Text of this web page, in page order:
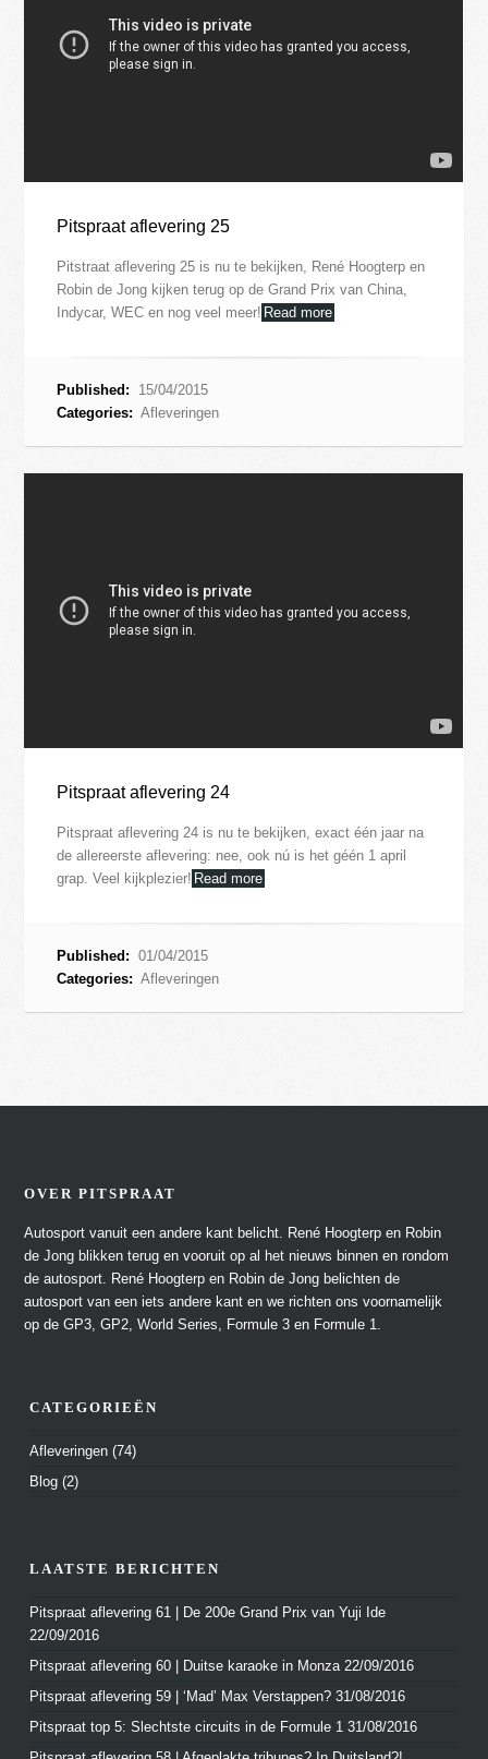
Pitspraat aflevering 25
Pitstraat aflevering 25 is nu te bekijken, René Hoogterp en
Robin de Jong kijken terug op de Grand Prix van China,
Indycar, WEC en nog veel meer! Read more
Published:
15/04/2015
Categories: Afleveringen
Pitspraat aflevering 24
Pitspraat aflevering 24 is nu te bekijken, exact één jaar na
de allereerste aflevering: nee, ook nú is het géén 1 april
grap. Veel kijkplezier! Read more
Published: 01/04/2015
Categories: Afleveringen
OVER PITSPRAAT
Autosport vanuit een andere kant belicht. René Hoogterp en Robin
de Jong blikken terug en vooruit op al het nieuws binnen en rondom
de autosport. René Hoogterp en Robin de Jong belichten de
autosport van een iets andere kant en we richten ons voornamelijk
op de GP3, GP2, World Series, Formule 3 en Formule 1.
CATEGORIEËN
Afleveringen (74)
Blog (2)
LAATSTE BERICHTEN
Pitspraat aflevering 61 | De 200e Grand Prix van Yuji Ide
22/09/2016
Pitspraat aflevering 60 | Duitse karaoke in Monza 22/09/2016
Pitspraat aflevering 59 | ‘Mad’ Max Verstappen? 31/08/2016
Pitspraat top 5: Slechtste circuits in de Formule 1 31/08/2016